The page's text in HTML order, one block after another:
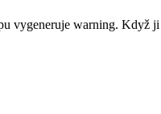
vygeneruje warning. Když